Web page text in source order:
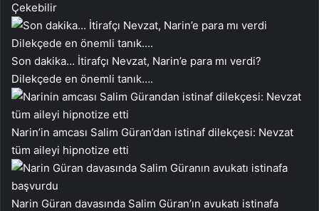
Çekebilir
Son dakika… İtirafçı Nevzat, Narin’e para mı verdi?
Dilekçede en önemli tanık….
Narin’in amcası Salim Güran’dan istinaf dilekçesi: Nevzat
tüm aileyi hipnotize etti
Narin Güran davasında Salim Güran’ın avukatı istinafa